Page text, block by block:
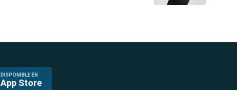
DISPONIBLE EN
App Store